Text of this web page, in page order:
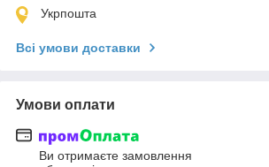
Укрпошта
Всі умови доставки
Умови оплати
Ви отримаєте замовлення